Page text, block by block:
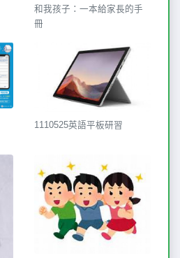
和我孩子：一本給家長的手
冊
1110525英語平板研習